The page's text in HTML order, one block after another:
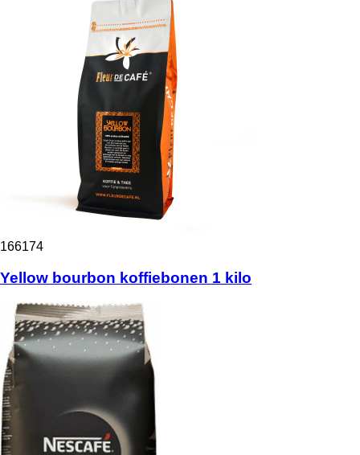
166174
Yellow bourbon koffiebonen 1 kilo